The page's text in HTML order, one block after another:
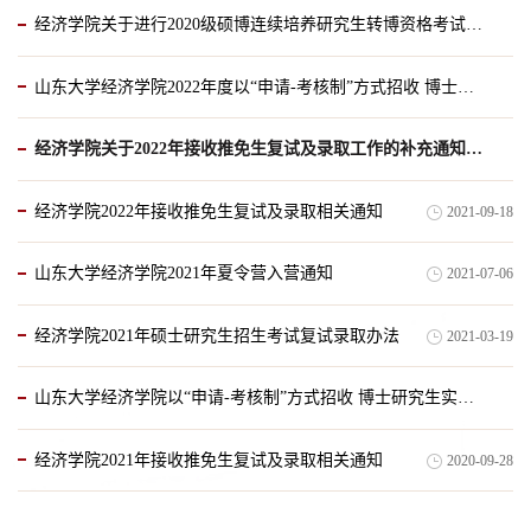
经济学院关于进行2020级硕博连续培养研究生转博资格考试的通知
经济学院关于2022年接收推免生复试及录取工作的补充通知（new）
经济学院2022年接收推免生复试及录取相关通知 2021-09-18
山东大学经济学院2021年夏令营入营通知 2021-07-06
经济学院2021年硕士研究生招生考试复试录取办法 2021-03-19
山东大学经济学院以“申请-考核制”方式招收 博士研究生实施办法
经济学院2021年接收推免生复试及录取相关通知 2020-09-28